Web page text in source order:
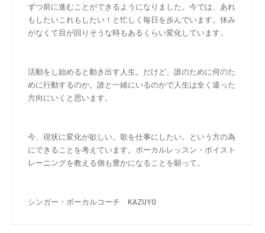
ずつ前に進むことができるようになりました。今では、あれ
もしたいこれもしたい！と忙しく毎日を歩んでいます。休み
がなくて目が回りそうな時もあるくらい変化しています。
活動をし始めると動き出す人生。だけど、誰のために何のた
めに行動するのか。誰と一緒にいるのかで人生は全く違った
方向にいくと思います。
今、現状に変化が欲しい。歌を仕事にしたい。という方の為
にできることを考えています。ボーカルレッスン・ボイスト
レーニングを教える側も豊かになることを願って。
シンガー・ボーカルコーチ　KAZUYO